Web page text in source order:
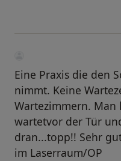
Eine Praxis die den
nimmt. Keine
Wartezimmern.
wartetvor der Tür
dran...topp!! Sehr
im Laserraum/OP